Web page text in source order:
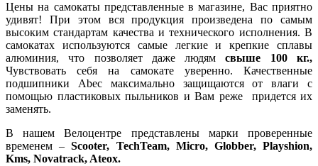
Цены на самокаты представленные в магазине, Вас приятно
удивят! При этом вся продукция произведена по самым
высоким стандартам качества и технического исполнения. В
самокатах используются самые легкие и крепкие сплавы
алюминия, что позволяет даже людямсвыше 100 кг.,
Чувствовать себя на самокате уверенно. Качественные
подшипники Abec максимально защищаются от влаги с
помощью пластиковых пыльников и Вам реже придется их
заменять.
В нашем Велоцентре представлены марки проверенные
временем –Scooter, TechTeam, Micro, Globber,Playshion,
Kms, Novatrack, Ateox.